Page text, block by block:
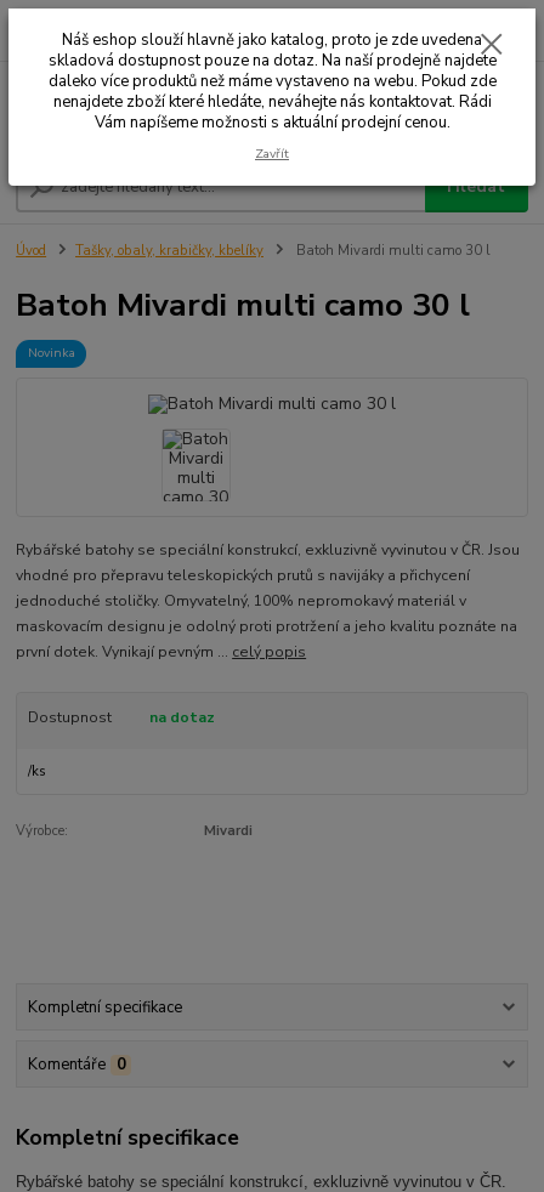
Menu
Hledat
+420 732 707 573 za
Úvod Tašky, obaly, krabičky, kbelíky Batoh Mivardi multi camo 30 l
Batoh Mivardi multi camo 30 l
Novinka
Rybářské batohy se speciální konstrukcí, exkluzivně vyvinutou v ČR. Jsou
vhodné pro přepravu teleskopických prutů s navijáky a přichycení
jednoduché stoličky. Omyvatelný, 100% nepromokavý materiál v
maskovacím designu je odolný proti protržení a jeho kvalitu poznáte na
první dotek. Vynikají pevným ... celý popis
Dostupnost na dotaz
/ks
Výrobce: Mivardi
Kompletní specifikace
Komentáře 0
Kompletní specifikace
Rybářské batohy se speciální konstrukcí, exkluzivně vyvinutou v ČR.
Náš eshop slouží hlavně jako katalog, proto je zde uvedena
skladová dostupnost pouze na dotaz. Na naší prodejně najdete
daleko více produktů než máme vystaveno na webu. Pokud zde
nenajdete zboží které hledáte, neváhejte nás kontaktovat. Rádi
Vám napíšeme možnosti s aktuální prodejní cenou.
Zavřít